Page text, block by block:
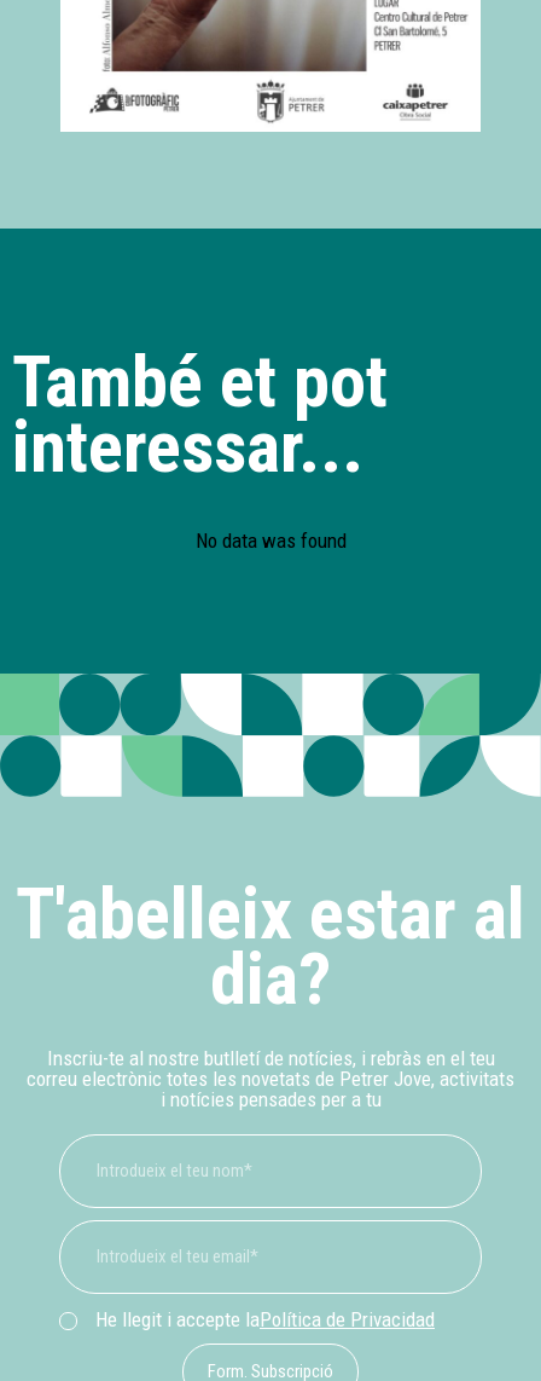
També et pot
interessar...
No data was found
T'abelleix estar al
dia?
Inscriu-te al nostre butlletí de notícies, i rebràs en el teu
correu electrònic totes les novetats de Petrer Jove, activitats
i notícies pensades per a tu
He llegit i accepte laPolítica de Privacidad
Form. Subscripció